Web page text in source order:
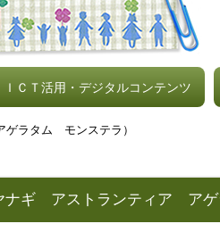
ＩＣＴ活用・デジタルコンテンツ
ラタム モンステラ）
ナギ アストランティア ア